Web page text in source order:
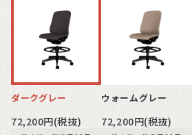
ダークグレー
72,200円(税抜)
ウォームグレー
72,200円(税抜)